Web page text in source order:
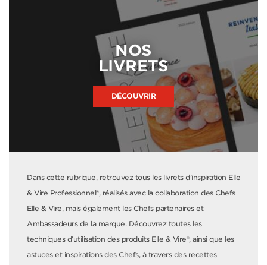
NOS
LIVRETS
DÉCOUVRIR
Dans cette rubrique, retrouvez tous les livrets d’inspiration Elle
& Vire Professionnel®, réalisés avec la collaboration des Chefs
Elle & Vire, mais également les Chefs partenaires et
Ambassadeurs de la marque. Découvrez toutes les
techniques d’utilisation des produits Elle & Vire®, ainsi que les
astuces et inspirations des Chefs, à travers des recettes